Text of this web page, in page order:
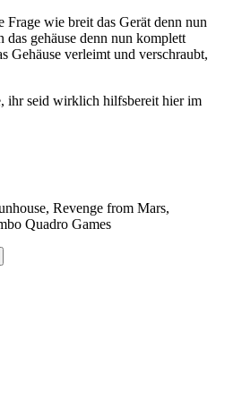
wie breit das Gerät denn nun
das gehäuse denn nun komplett
Gehäuse verleimt und verschraubt,
ihr seid wirklich hilfsbereit hier im
Revenge from Mars,
Quadro Games